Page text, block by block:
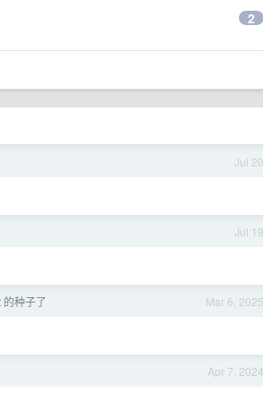
2
Jul 20
Jul 19
Mar 6, 2025
种子了
Apr 7, 2024